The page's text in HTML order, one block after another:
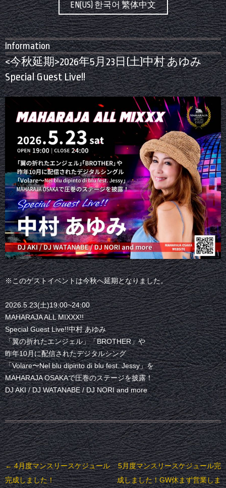
EN(US) 한국어 繁体中文
Information
<今秋延期>2026年5月23日(土)中村 あゆみ
Special Guest Live!!
※このゲストイベントは今秋へ延期となりました。
2026.5.23(土)19:00~24:00
MAHARAJA ALL MIXXX!!
Special Guest Live!!中村 あゆみ
「翼の折れたエンジェル」「BROTHER」や
昨年10月に配信されたデジタルシング
「Volare〜Nel blu dipinto di blu fest. Jessy」を
MAHARAJA OSAKAで圧巻のステージを披露！
DJ AKI / DJ WATANABE / DJ NORI and more
投稿ナビゲーション
←4月度マンスリースケジュール
完成しました！
5月度マンスリースケジュール完
成しました！GW休まず営業しま